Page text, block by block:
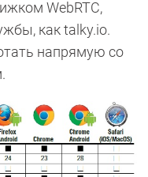
WebRTC,
как talky.io.
напрямую со